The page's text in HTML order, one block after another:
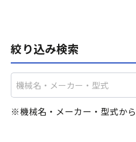
絞り込み検索
機械名・メーカー・型式から